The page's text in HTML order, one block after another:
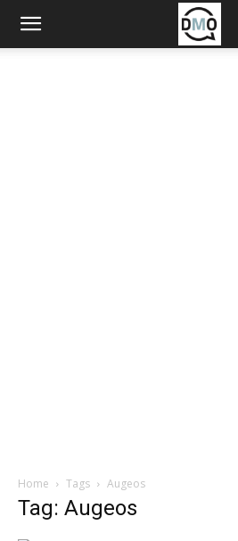
Home Tags Augeos
Tag: Augeos